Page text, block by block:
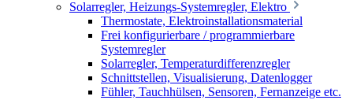
Solarregler, Heizungs-Systemregler, Elektro
Thermostate, Elektroinstallationsmaterial
Frei konfigurierbare / programmierbare
Systemregler
Solarregler, Temperaturdifferenzregler
Schnittstellen, Visualisierung, Datenlogger
Fühler, Tauchhülsen, Sensoren, Fernanzeige etc.